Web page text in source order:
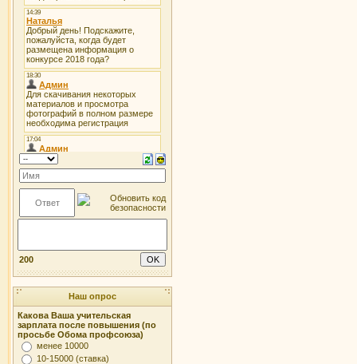
200
Наш опрос
Какова Ваша учительская
зарплата после повышения (по
просьбе Обома профсоюза)
менее 10000
10-15000 (ставка)